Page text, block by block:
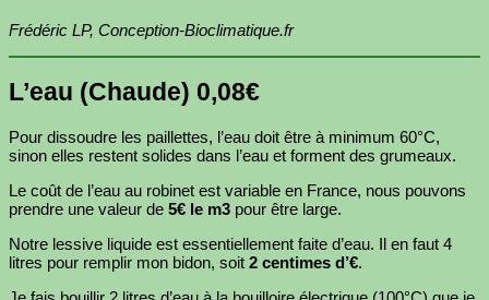
Frédéric LP, Conception-Bioclimatique.fr
L’eau (Chaude) 0,08€
Pour dissoudre les paillettes, l’eau doit être à minimum 60°C,
sinon elles restent solides dans l’eau et forment des grumeaux.
Le coût de l’eau au robinet est variable en France, nous pouvons
prendre une valeur de 5€ le m3 pour être large.
Notre lessive liquide est essentiellement faite d’eau. Il en faut 4
litres pour remplir mon bidon, soit 2 centimes d’€.